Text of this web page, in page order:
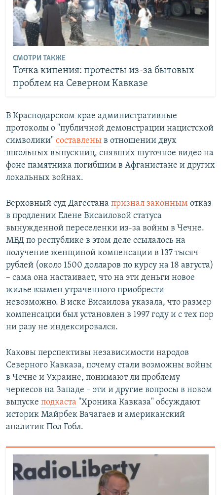
СМОТРИ ТАКЖЕ
Точка кипения: протесты из-за бытовых
проблем на Северном Кавказе
В Краснодарском крае административные
протоколы о "публичной демонстрации нацистской
символики" составлены в отношении двух
школьных выпускниц, снявших шуточное видео на
фоне памятника погибшим в Афганистане и других
локальных войнах.
Верховный суд Дагестана признал законным отказ
в продлении Елене Висаиловой статуса
вынужденной переселенки из-за войны в Чечне.
МВД по республике в этом деле ссылалось на
получение женщиной компенсации в 137 тысяч
рублей (около 1500 долларов по курсу на 18 августа)
– сама она настаивает, что на эти деньги новое
жилье взамен утраченного приобрести
невозможно. В иске Висаилова указала, что размер
компенсации был установлен в 1997 году и с тех пор
ни разу не индексировался.
Каковы перспективы независимости народов
Северного Кавказа, почему стали возможны войны
в Чечне и Украине, понимают ли проблему
черкесов на Западе – эти и другие вопросы в новом
выпуске подкаста "Хроника Кавказа" обсуждают
историк Майрбек Вачагаев и американский
аналитик Пол Гобл.